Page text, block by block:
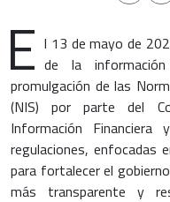
E l 13 de mayo de
de la
promulgación de las
(NIS) por parte del
Información Financiera
regulaciones, enfocadas
para fortalecer el
más transparente y